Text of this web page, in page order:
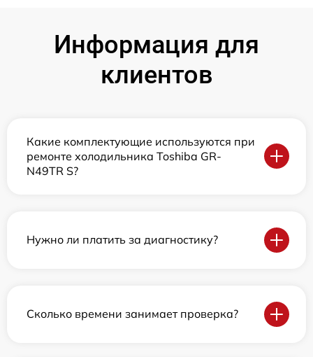
Информация для
клиентов
Какие комплектующие используются при
ремонте холодильника Toshiba GR-
N49TR S?
Нужно ли платить за диагностику?
Сколько времени занимает проверка?